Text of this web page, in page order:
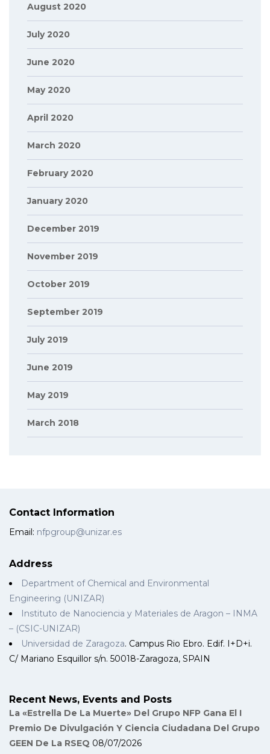
August 2020
July 2020
June 2020
May 2020
April 2020
March 2020
February 2020
January 2020
December 2019
November 2019
October 2019
September 2019
July 2019
June 2019
May 2019
March 2018
Contact Information
Email: nfpgroup@unizar.es
Address
Department of Chemical and Environmental
Engineering (UNIZAR)
Instituto de Nanociencia y Materiales de Aragon – INMA
– (CSIC-UNIZAR)
Universidad de Zaragoza. Campus Rio Ebro. Edif. I+D+i.
C/ Mariano Esquillor s/n. 50018-Zaragoza, SPAIN
Recent News, Events and Posts
La «Estrella De La Muerte» Del Grupo NFP Gana El I
Premio De Divulgación Y Ciencia Ciudadana Del Grupo
GEEN De La RSEQ 08/07/2026